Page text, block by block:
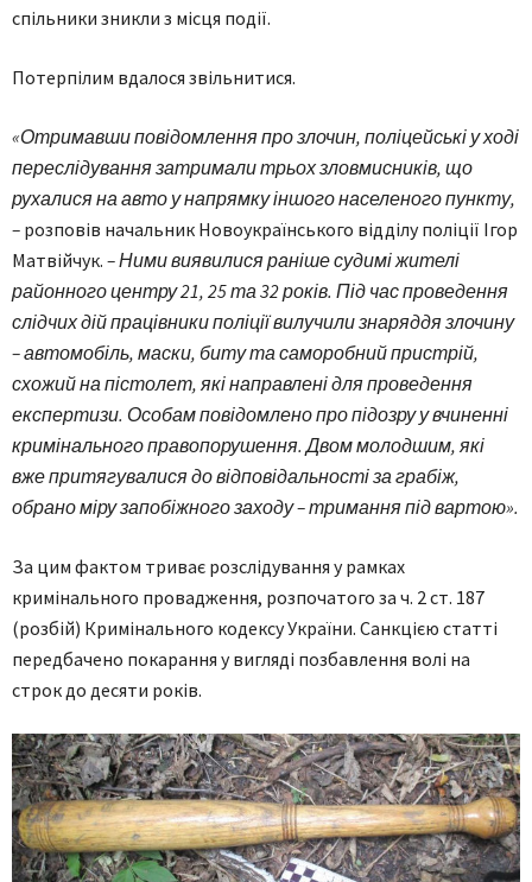
спільники зникли з місця події.
Потерпілим вдалося звільнитися.
«Отримавши повідомлення про злочин, поліцейські у ході
переслідування затримали трьох зловмисників, що
рухалися на авто у напрямку іншого населеного пункту,
– розповів начальник Новоукраїнського відділу поліції Ігор
Матвійчук. – Ними виявилися раніше судимі жителі
районного центру 21, 25 та 32 років. Під час проведення
слідчих дій працівники поліції вилучили знаряддя злочину
– автомобіль, маски, биту та саморобний пристрій,
схожий на пістолет, які направлені для проведення
експертизи. Особам повідомлено про підозру у вчиненні
кримінального правопорушення. Двом молодшим, які
вже притягувалися до відповідальності за грабіж,
обрано міру запобіжного заходу – тримання під вартою».
За цим фактом триває розслідування у рамках
кримінального провадження, розпочатого за ч. 2 ст. 187
(розбій) Кримінального кодексу України. Санкцією статті
передбачено покарання у вигляді позбавлення волі на
строк до десяти років.